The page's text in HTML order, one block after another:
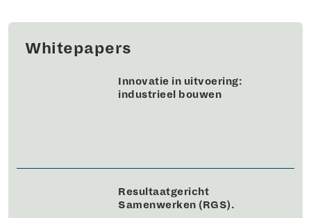
Whitepapers
Innovatie in uitvoering:
industrieel bouwen
Resultaatgericht
Samenwerken (RGS).